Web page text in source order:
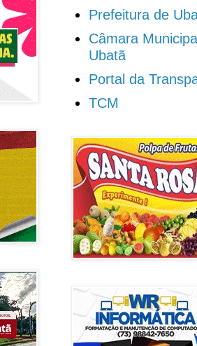
Prefeitura de
Câmara
Ubatã
Portal da
TCM